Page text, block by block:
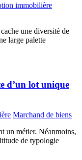
immobilière
une diversité de
large palette
d’un lot unique
Marchand de biens
un métier. Néanmoins,
de typologie